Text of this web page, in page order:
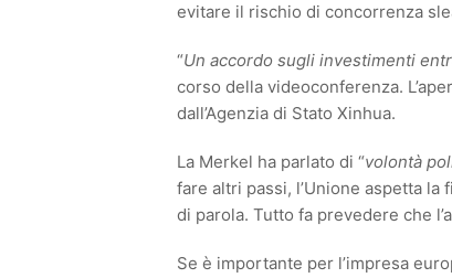
evitare il rischio di concorrenza
“Un accordo sugli investimenti
corso della videoconferenza.
dall’Agenzia di Stato Xinhua.
La Merkel ha parlato di “volontà
fare altri passi, l’Unione aspetta
di parola. Tutto fa prevedere che
Se è importante per l’impresa